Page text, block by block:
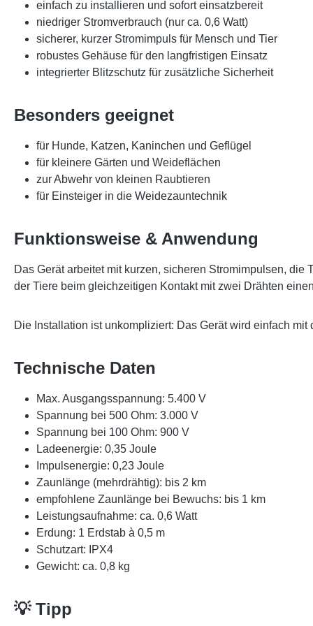
einfach zu installieren und sofort einsatzbereit
niedriger Stromverbrauch (nur ca. 0,6 Watt)
sicherer, kurzer Stromimpuls für Mensch und Tier
robustes Gehäuse für den langfristigen Einsatz
integrierter Blitzschutz für zusätzliche Sicherheit
Besonders geeignet
für Hunde, Katzen, Kaninchen und Geflügel
für kleinere Gärten und Weideflächen
zur Abwehr von kleinen Raubtieren
für Einsteiger in die Weidezauntechnik
Funktionsweise & Anwendung
Das Gerät arbeitet mit kurzen, sicheren Stromimpulsen,
der Tiere beim gleichzeitigen Kontakt mit zwei Drähten
Die Installation ist unkompliziert: Das Gerät wird einfach
Technische Daten
Max. Ausgangsspannung: 5.400 V
Spannung bei 500 Ohm: 3.000 V
Spannung bei 100 Ohm: 900 V
Ladeenergie: 0,35 Joule
Impulsenergie: 0,23 Joule
Zaunlänge (mehrdrähtig): bis 2 km
empfohlene Zaunlänge bei Bewuchs: bis 1 km
Leistungsaufnahme: ca. 0,6 Watt
Erdung: 1 Erdstab à 0,5 m
Schutzart: IPX4
Gewicht: ca. 0,8 kg
💡 Tipp